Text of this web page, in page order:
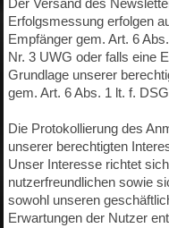
Erfolgsmessung erfolgen
Empfänger gem. Art. 6
Nr. 3 UWG oder falls eine
Grundlage unserer
gem. Art. 6 Abs. 1 lt. f.
Die Protokollierung des
unserer berechtigten
Unser Interesse richtet
nutzerfreundlichen sowie
sowohl unseren
Erwartungen der Nutzer